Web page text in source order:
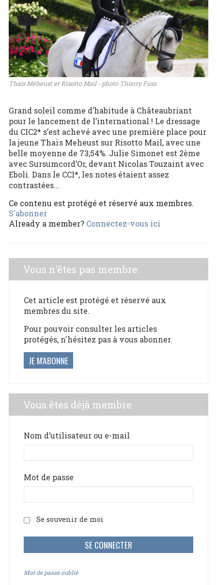
Thais Méheust et Risotto Mail - photo Thierry Fuss
Grand soleil comme d’habitude à Châteaubriant
pour le lancement de l’international ! Le dressage
du CIC2* s’est achevé avec une première place pour
la jeune Thaïs Meheust sur Risotto Mail, avec une
belle moyenne de 73,54%. Julie Simonet est 2ème
avec Sursumcord’Or, devant Nicolas Touzaint avec
Eboli. Dans le CCI*, les notes étaient assez
contrastées...
Ce contenu est protégé et réservé aux membres.
S'abonner
Already a member? Connectez-vous ici
Vous n'êtes pas membre
Cet article est protégé et réservé aux
membres du site.
Pour pouvoir consulter les articles
protégés, n'hésitez pas à vous abonner.
JE M'ABONNE
Vous êtes déjà membre
Nom d’utilisateur ou e-mail
Mot de passe
Se souvenir de moi
Mot de passe oublié